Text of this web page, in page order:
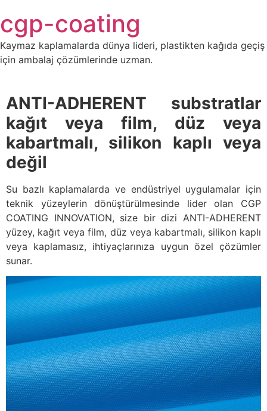
to
content
cgp-coating
Kaymaz kaplamalarda dünya lideri, plastikten kağıda geçiş
için ambalaj çözümlerinde uzman.
ANTI-ADHERENT substratlar
kağıt veya film, düz veya
kabartmalı, silikon kaplı veya
değil
Su bazlı kaplamalarda ve endüstriyel uygulamalar için
teknik yüzeylerin dönüştürülmesinde lider olan CGP
COATING INNOVATION, size bir dizi ANTI-ADHERENT
yüzey, kağıt veya film, düz veya kabartmalı, silikon kaplı
veya kaplamasız, ihtiyaçlarınıza uygun özel çözümler
sunar.